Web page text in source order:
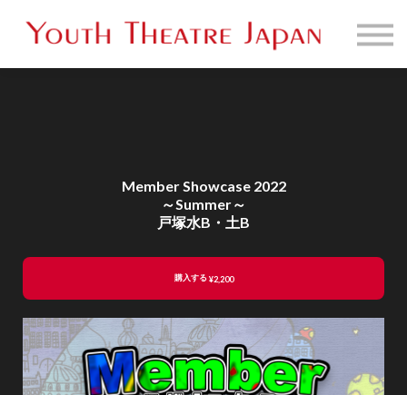
販売映像一覧
お問い合わせ
Member Showcase 2022
～Summer～
戸塚水B・土B
購入する ¥2,200